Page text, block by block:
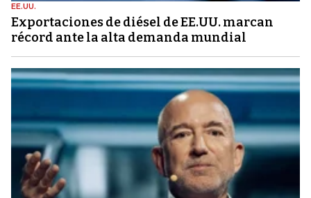
EE.UU.
Exportaciones de diésel de EE.UU. marcan
récord ante la alta demanda mundial